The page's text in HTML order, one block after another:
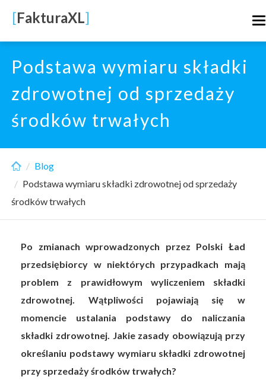
main
content
[FakturaXL]
Podstawa wymiaru składki
zdrowotnej od sprzedaży
środków trwałych
Blog
Podstawa wymiaru składki zdrowotnej od sprzedaży
środków trwałych
Po zmianach wprowadzonych przez Polski Ład
przedsiębiorcy w niektórych przypadkach mają
problem z prawidłowym wyliczeniem składki
zdrowotnej. Wątpliwości pojawiają się w
momencie ustalania podstawy do naliczania
składki zdrowotnej. Jakie zasady obowiązują przy
określaniu podstawy wymiaru składki zdrowotnej
przy sprzedaży środków trwałych?